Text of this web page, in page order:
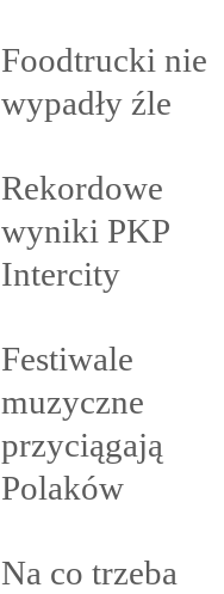
Foodtrucki nie
wypadły źle
Rekordowe
wyniki PKP
Intercity
Festiwale
muzyczne
przyciągają
Polaków
Na co trzeba